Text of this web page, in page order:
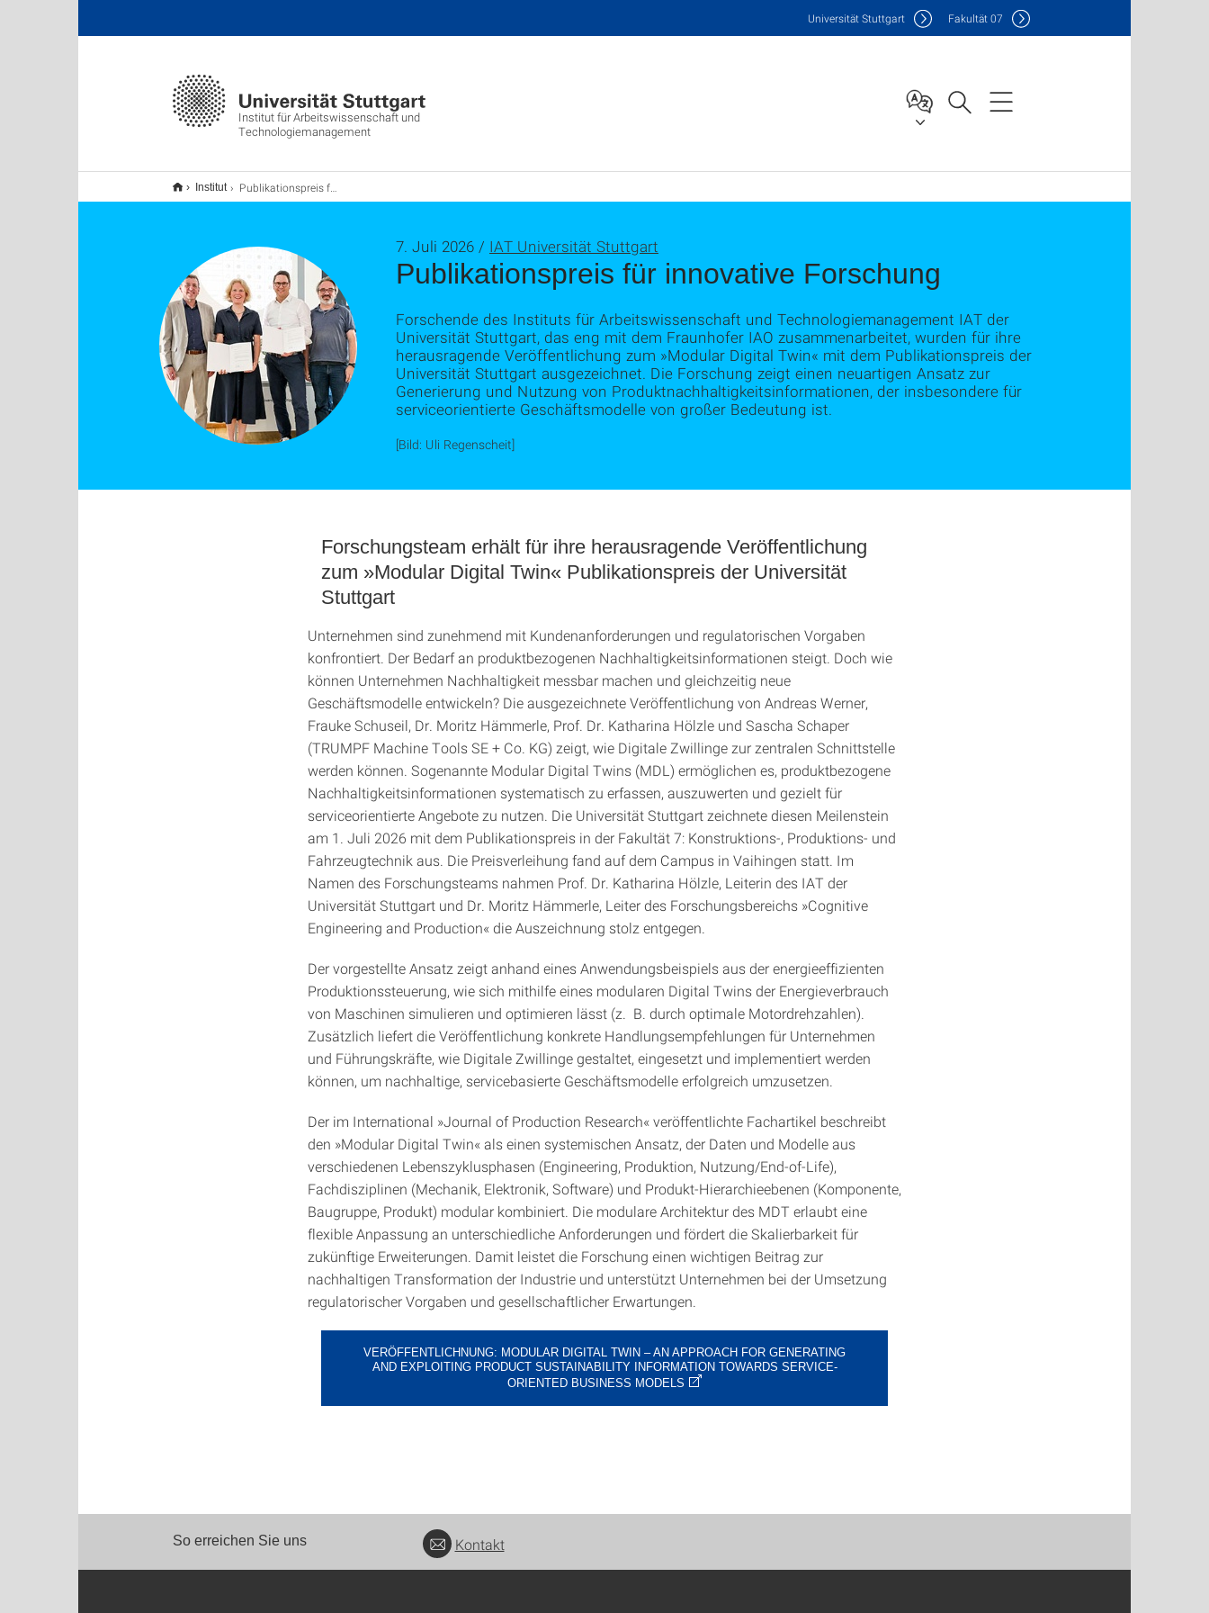
Institut für Arbeitswissenschaft und
Technologiemanagement
Universität Stuttgart Fakultät07
Institut Publikationspreis für innovative Forschung
Publikationspreis für innovative Forschung
7. Juli 2026 / IAT Universität Stuttgart
Forschende des Instituts für Arbeitswissenschaft und Technologiemanagement IAT der
Universität Stuttgart, das eng mit dem Fraunhofer IAO zusammenarbeitet, wurden für ihre
herausragende Veröffentlichung zum »Modular Digital Twin« mit dem Publikationspreis der
Universität Stuttgart ausgezeichnet. Die Forschung zeigt einen neuartigen Ansatz zur
Generierung und Nutzung von Produktnachhaltigkeitsinformationen, der insbesondere für
serviceorientierte Geschäftsmodelle von großer Bedeutung ist.
[Bild: Uli Regenscheit]
Forschungsteam erhält für ihre herausragende Veröffentlichung
zum »Modular Digital Twin« Publikationspreis der Universität
Stuttgart
Unternehmen sind zunehmend mit Kundenanforderungen und regulatorischen Vorgaben
konfrontiert. Der Bedarf an produktbezogenen Nachhaltigkeitsinformationen steigt. Doch wie
können Unternehmen Nachhaltigkeit messbar machen und gleichzeitig neue
Geschäftsmodelle entwickeln? Die ausgezeichnete Veröffentlichung von Andreas Werner,
Frauke Schuseil, Dr. Moritz Hämmerle, Prof. Dr. Katharina Hölzle und Sascha Schaper
(TRUMPF Machine Tools SE + Co. KG) zeigt, wie Digitale Zwillinge zur zentralen Schnittstelle
werden können. Sogenannte Modular Digital Twins (MDL) ermöglichen es, produktbezogene
Nachhaltigkeitsinformationen systematisch zu erfassen, auszuwerten und gezielt für
serviceorientierte Angebote zu nutzen. Die Universität Stuttgart zeichnete diesen Meilenstein
am 1. Juli 2026 mit dem Publikationspreis in der Fakultät 7: Konstruktions-, Produktions- und
Fahrzeugtechnik aus. Die Preisverleihung fand auf dem Campus in Vaihingen statt. Im
Namen des Forschungsteams nahmen Prof. Dr. Katharina Hölzle, Leiterin des IAT der
Universität Stuttgart und Dr. Moritz Hämmerle, Leiter des Forschungsbereichs »Cognitive
Engineering and Production« die Auszeichnung stolz entgegen.
Der vorgestellte Ansatz zeigt anhand eines Anwendungsbeispiels aus der energieeffizienten
Produktionssteuerung, wie sich mithilfe eines modularen Digital Twins der Energieverbrauch
von Maschinen simulieren und optimieren lässt (z. B. durch optimale Motordrehzahlen).
Zusätzlich liefert die Veröffentlichung konkrete Handlungsempfehlungen für Unternehmen
und Führungskräfte, wie Digitale Zwillinge gestaltet, eingesetzt und implementiert werden
können, um nachhaltige, servicebasierte Geschäftsmodelle erfolgreich umzusetzen.
Der im International »Journal of Production Research« veröffentlichte Fachartikel beschreibt
den »Modular Digital Twin« als einen systemischen Ansatz, der Daten und Modelle aus
verschiedenen Lebenszyklusphasen (Engineering, Produktion, Nutzung/End-of-Life),
Fachdisziplinen (Mechanik, Elektronik, Software) und Produkt-Hierarchieebenen (Komponente,
Baugruppe, Produkt) modular kombiniert. Die modulare Architektur des MDT erlaubt eine
flexible Anpassung an unterschiedliche Anforderungen und fördert die Skalierbarkeit für
zukünftige Erweiterungen. Damit leistet die Forschung einen wichtigen Beitrag zur
nachhaltigen Transformation der Industrie und unterstützt Unternehmen bei der Umsetzung
regulatorischer Vorgaben und gesellschaftlicher Erwartungen.
VERÖFFENTLICHNUNG: MODULAR DIGITAL TWIN – AN APPROACH FOR GENERATING
AND EXPLOITING PRODUCT SUSTAINABILITY INFORMATION TOWARDS SERVICE-
ORIENTED BUSINESS MODELS
So erreichen Sie uns Kontakt